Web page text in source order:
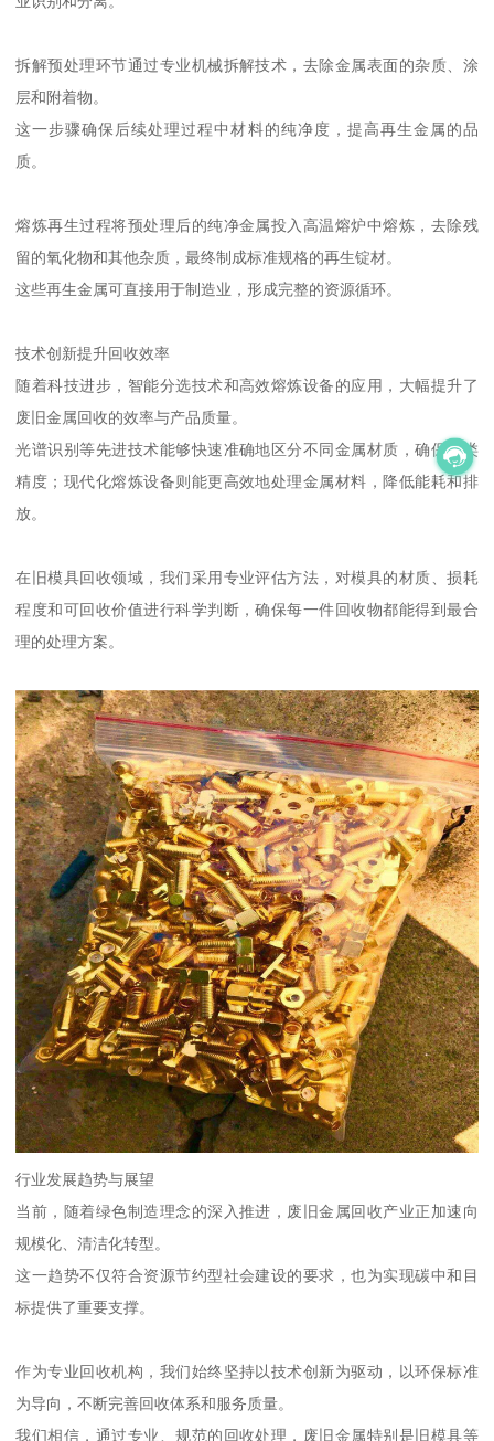
拆解预处理环节通过专业机械拆解技术，去除金属表面的杂质、涂
层和附着物。
这一步骤确保后续处理过程中材料的纯净度，提高再生金属的品
质。
熔炼再生过程将预处理后的纯净金属投入高温熔炉中熔炼，去除残
留的氧化物和其他杂质，最终制成标准规格的再生锭材。
这些再生金属可直接用于制造业，形成完整的资源循环。
技术创新提升回收效率
随着科技进步，智能分选技术和高效熔炼设备的应用，大幅提升了
废旧金属回收的效率与产品质量。
光谱识别等先进技术能够快速准确地区分不同金属材质，确保分类
精度；现代化熔炼设备则能更高效地处理金属材料，降低能耗和排
放。
在旧模具回收领域，我们采用专业评估方法，对模具的材质、损耗
程度和可回收价值进行科学判断，确保每一件回收物都能得到最合
理的处理方案。
行业发展趋势与展望
当前，随着绿色制造理念的深入推进，废旧金属回收产业正加速向
规模化、清洁化转型。
这一趋势不仅符合资源节约型社会建设的要求，也为实现碳中和目
标提供了重要支撑。
作为专业回收机构，我们始终坚持以技术创新为驱动，以环保标准
为导向，不断完善回收体系和服务质量。
我们相信，通过专业、规范的回收处理，废旧金属特别是旧模具等